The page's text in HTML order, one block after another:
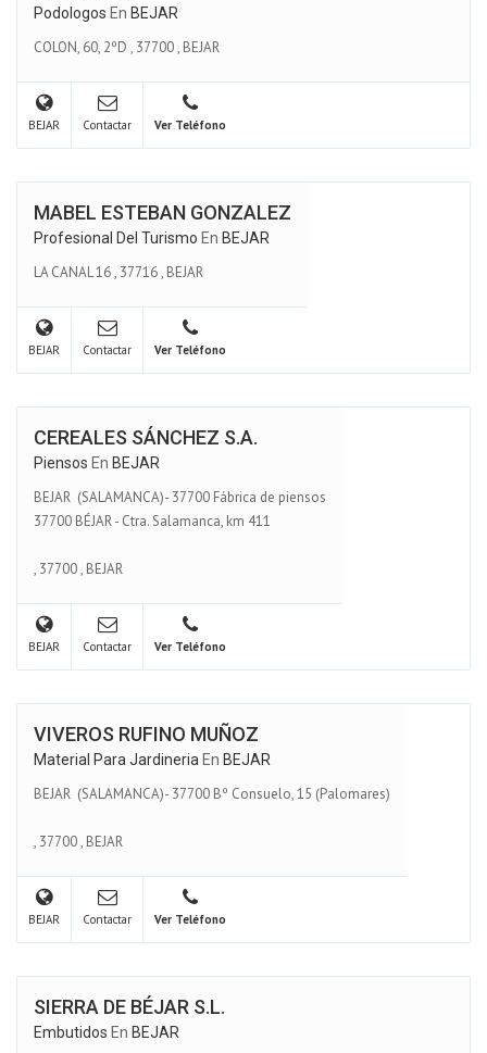
Podologos En BEJAR
COLON, 60, 2ºD , 37700, BEJAR
BEJAR Contactar Ver Teléfono
MABEL ESTEBAN GONZALEZ
Profesional Del Turismo En BEJAR
LA CANAL 16, 37716, BEJAR
BEJAR Contactar Ver Teléfono
CEREALES SÁNCHEZ S.A.
Piensos En BEJAR
BEJAR (SALAMANCA)- 37700 Fábrica de piensos
37700 BÉJAR - Ctra. Salamanca, km 411
, 37700, BEJAR
BEJAR Contactar Ver Teléfono
VIVEROS RUFINO MUÑOZ
Material Para Jardineria En BEJAR
BEJAR (SALAMANCA)- 37700 Bº Consuelo, 15 (Palomares)
, 37700, BEJAR
BEJAR Contactar Ver Teléfono
SIERRA DE BÉJAR S.L.
Embutidos En BEJAR